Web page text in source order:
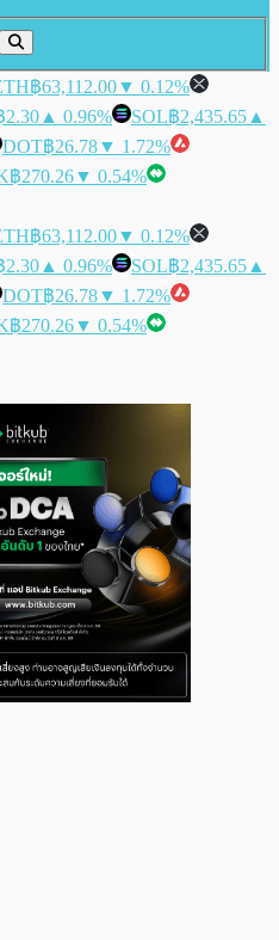
฿63,112.00▼ 0.12%
2.30 ▲ 0.96% SOL฿2,435.65 ▲
DOT฿26.78▼ 1.72%
฿270.26▼ 0.54%
฿63,112.00▼ 0.12%
2.30 ▲ 0.96% SOL฿2,435.65 ▲
DOT฿26.78▼ 1.72%
฿270.26▼ 0.54%